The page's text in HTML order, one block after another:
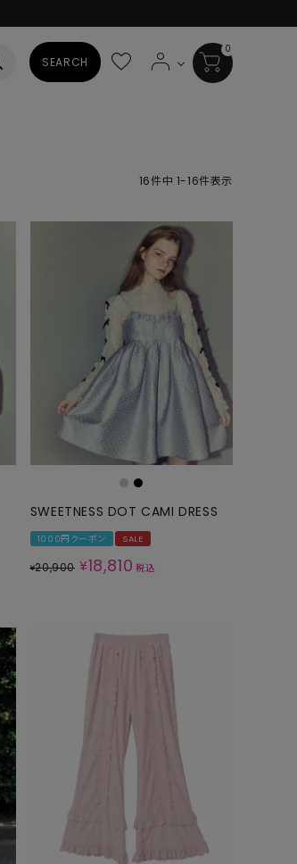
WEAR
SEARCH
0
16件中 1-16件表示
SWEETNESS DOT CAMI DRESS
1000円クーポン SALE
¥20,900 ¥18,810 税込